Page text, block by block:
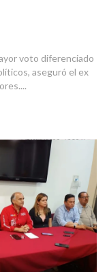
voto diferenciado
aseguró el ex